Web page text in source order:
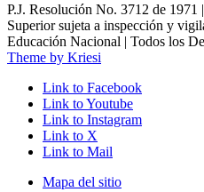
P.J. Resolución No. 3712 de
Superior sujeta a inspección y
Educación Nacional | Todos los
Theme by Kriesi
Link to Facebook
Link to Youtube
Link to Instagram
Link to X
Link to Mail
Mapa del sitio